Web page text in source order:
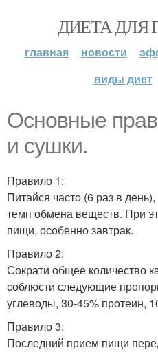
ДИЕТА ДЛЯ
главная новости
виды диет
Основные
и сушки.
Правило 1:
Питайся часто (6 раз в
темп обмена веществ. При
пищи, особенно завтрак.
Правило 2:
Сократи общее количество
соблюсти следующие
углеводы, 30-45% протеин,
Правило 3:
Последний прием пищи